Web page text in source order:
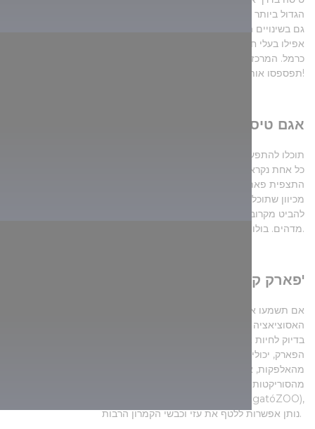
הגדול ביותר באירופה, אך תוכלו גם לצפות באולם הקולנוע בתלת-מימד
גם בשינויים העונתיים של האגם. בשטח המרכז האקולוגי תוכלו לפגוש
אפילו בעלי חיים מקומיים, כמו שועלים אדומים, כבשי מופלון או איילי
כרמל. המרכז האקולוגי מציע תוכניות מרתקות לקטנים וגם לגדולים, אל
תפספסו אותו!
3. אגם טיסה ממבט קרוב
תוכלו להתפעל מהמראה הקסום של אגם טיסה משלוש נקודות תצפית,
כל אחת נקראת על שם ציפור מקומית אחרת. תוכלו להגיע לנקודות
התצפית פאת'וסרקו, קוסואגו צ'ר ובולומביקה דרך המים, לכן כדאי לכם
מדהים. בולומביקה זכתה גם לתואר מצפה השנה בשנת 2021.
4. פארק קנגורו, טיסה-דרז'
אם תשמעו את השם אגם טיסה, כנראה שלא אוסטרליה תהיה
האסוציאציה הראשונה בראשכם, אך פארק קנגורו בטיסה-דרז' נותן בית
בדיוק לחיות אלה שמגיעות משם. מלבד הקנגורואים שעל שמם קרוי
הפארק, יכולים המבקרים גם להתפעל מציפורים אוסטרליות שונות,
מהאלפקות, או מגיבור הסרט האהוב מלך האריות, מאחיו של טימון,
מהסוריקטות. על אף שאסור לגעת במרבית בעלי החיים, מי לא ירצה
נותן אפשרות ללטף את עזי וכבשי הקמרון הרבות.